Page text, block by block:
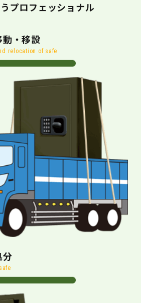
プロフェッショナル
・移設
relocation of safe
分